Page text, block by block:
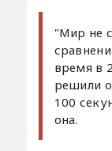
"Мир не
время в
решили
100
она.